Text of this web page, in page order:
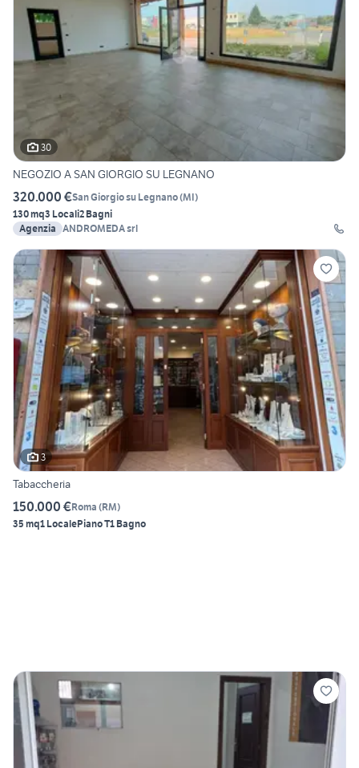
30
NEGOZIO A SAN GIORGIO SU LEGNANO
320.000 €San Giorgio su Legnano(MI)
130 mq3 Locali2 Bagni
Agenzia ANDROMEDA srl
3
Tabaccheria
150.000 €Roma (RM)
35 mq1 LocalePiano T1 Bagno